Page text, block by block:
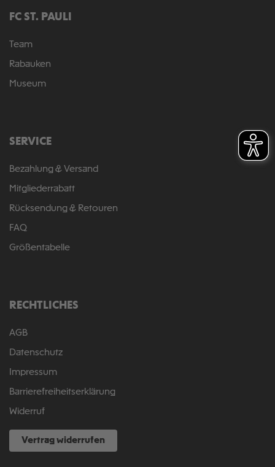
FC ST. PAULI
Team
Rabauken
Museum
SERVICE
Bezahlung & Versand
Mitgliederrabatt
Rücksendung & Retouren
FAQ
Größentabelle
RECHTLICHES
AGB
Datenschutz
Impressum
Barrierefreiheitserklärung
Widerruf
Vertrag widerrufen